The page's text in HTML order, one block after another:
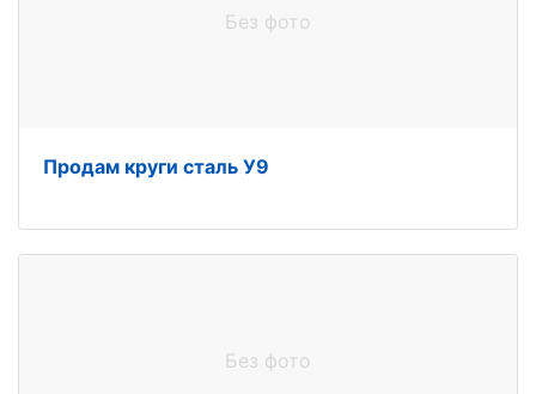
Без фото
Продам круги сталь У9
Без фото